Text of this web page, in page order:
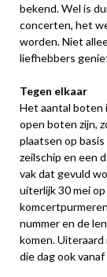
bekend. Wel is
concerten, het
worden. Niet
liefhebbers
Tegen elkaar
Het aantal boten
open boten zijn,
plaatsen op
zeilschip en een
vak dat gevuld
uiterlijk 30 mei
nummer en de
komen.
die dag ook